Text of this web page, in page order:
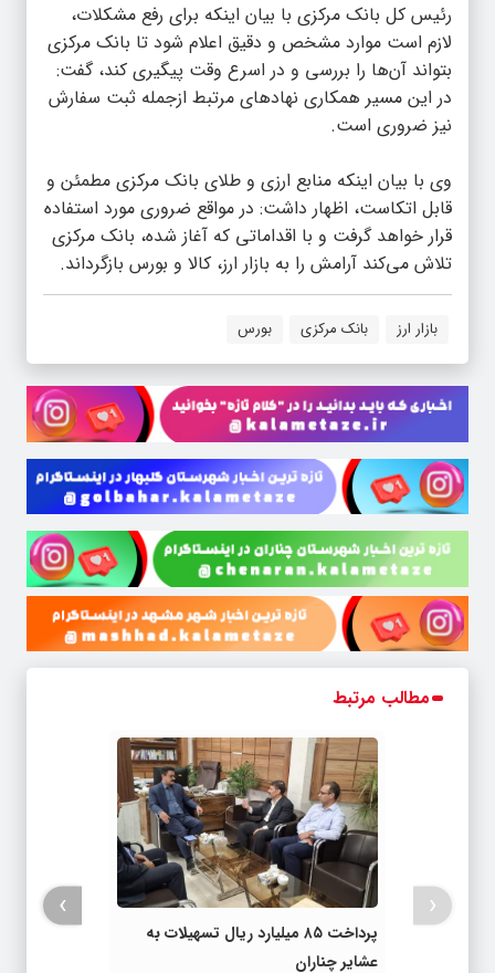
رئیس کل بانک مرکزی با بیان اینکه برای رفع مشکلات،
لازم است موارد مشخص و دقیق اعلام شود تا بانک مرکزی
بتواند آن‌ها را بررسی و در اسرع وقت پیگیری کند، گفت:
در این مسیر همکاری نهادهای مرتبط ازجمله ثبت سفارش
نیز ضروری است.
وی با بیان اینکه منابع ارزی و طلای بانک مرکزی مطمئن و
قابل اتکاست، اظهار داشت: در مواقع ضروری مورد استفاده
قرار خواهد گرفت و با اقداماتی که آغاز شده، بانک مرکزی
تلاش می‌کند آرامش را به بازار ارز، کالا و بورس بازگرداند.
بازار ارز بانک مرکزی بورس
مطالب مرتبط
پرداخت ۸۵ میلیارد ریال تسهیلات به
عشایر چناران
‹
›